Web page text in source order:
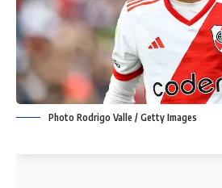
Photo Rodrigo Valle / Getty Images